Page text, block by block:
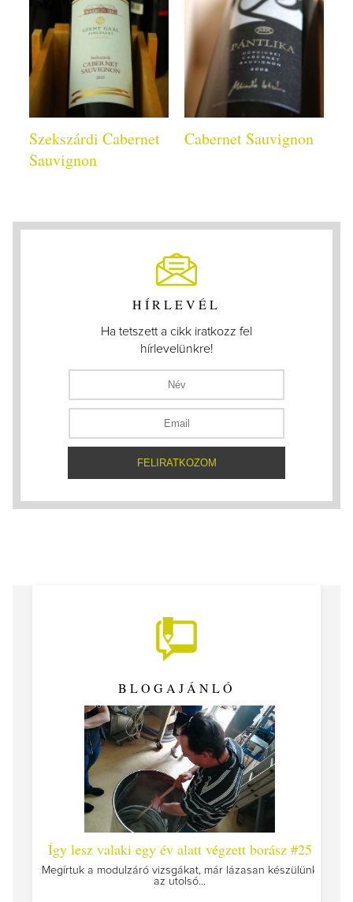
Szekszárdi Cabernet
Sauvignon
Cabernet Sauvignon
HÍRLEVÉL
Ha tetszett a cikk iratkozz fel
hírlevelünkre!
BLOGAJÁNLÓ
Így lesz valaki egy év alatt végzett borász #25
Megírtuk a modulzáró vizsgákat, már lázasan készülünk
az utolsó...